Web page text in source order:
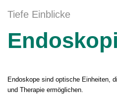
Tiefe Einblicke
Endoskope sind optische Einheiten,
und Therapie ermöglichen.